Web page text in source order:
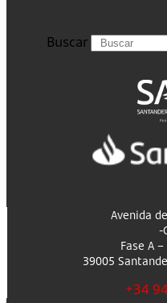
Buscar
Avenida
-
Fase A
39005
+34